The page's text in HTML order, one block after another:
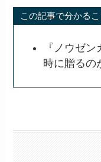
この記事で分かるこ
『ノウゼ
時に贈るの